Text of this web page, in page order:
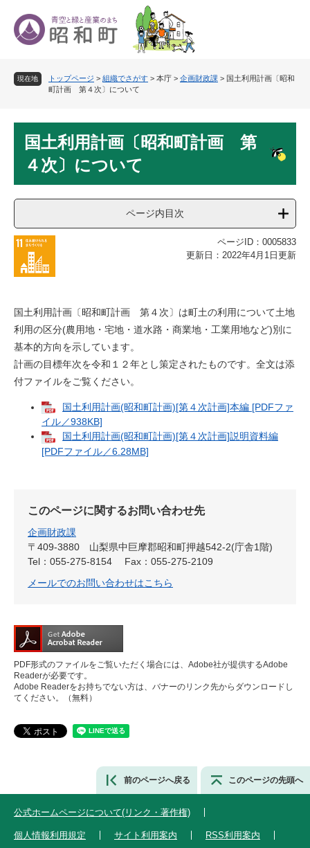
現在地 トップページ > 組織でさがす > 本庁 > 企画財政課 > 国土利用計画〔昭和
町計画 第４次〕について
国土利用計画〔昭和町計画 第
４次〕について
ページ内目次
ページID：0005833
更新日：2022年4月1日更新
国土利用計画〔昭和町計画 第４次〕は町土の利用について土地
利用の区分(農用地・宅地・道水路・商業地・工業用地など)別に
基本的方向を示しています。
計画の目標年次を令和１２年とし策定されたものです。全文は添
付ファイルをご覧ください。
国土利用計画(昭和町計画)[第４次計画]本編 [PDFファ
イル／938KB]
国土利用計画(昭和町計画)[第４次計画]説明資料編
[PDFファイル／6.28MB]
このページに関するお問い合わせ先
企画財政課
〒409-3880
山梨県中巨摩郡昭和町押越542-2(庁舎1階)
Tel：055-275-8154
Fax：055-275-2109
メールでのお問い合わせはこちら
PDF形式のファイルをご覧いただく場合には、Adobe社が提供するAdobe
Readerが必要です。
Adobe Readerをお持ちでない方は、バナーのリンク先からダウンロードし
てください。（無料）
前のページへ戻る このページの先頭へ
公式ホームページについて(リンク・著作権)
個人情報利用規定 サイト利用案内 RSS利用案内